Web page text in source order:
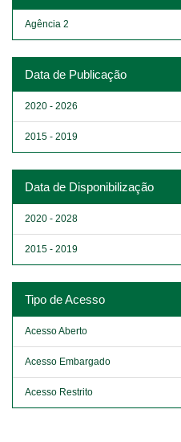
Agência 2
Data de Publicação
2020 - 2026
2015 - 2019
Data de Disponibilização
2020 - 2028
2015 - 2019
Tipo de Acesso
Acesso Aberto
Acesso Embargado
Acesso Restrito